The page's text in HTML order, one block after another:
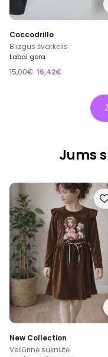
Coccodrillo
Blizgus švarkelis
Labai gera
15,00€ 16,42€
Jums
New Collection
Veliūrinė suknutė